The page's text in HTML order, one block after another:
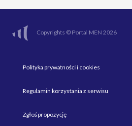
Copyrights © Portal MEN 2026
Polityka prywatności i cookies
Regulamin korzystania z serwisu
Zgłoś propozycję